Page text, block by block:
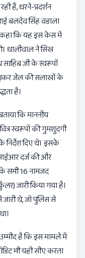
हैं, धरने-प्रदर्शन
बलदेव सिंह वडाला
कहा कि यह इस केस में
धालीवाल ने सिख
जी के स्वरूपों
जेल की सलाखों के
है।
कि माननीय
स्वरूपों की गुमशुदगी
दिए थे। इसके
दर्ज की और
सभी 16 नामजद
जारी किया गया है।
थे, जो पुलिस से
है कि इस मामले में
भी यही सीए करता